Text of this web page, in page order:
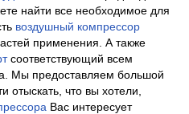
найти все необходимое для
воздушный компрессор
применения. А также
соответствующий всем
Мы предоставляем большой
отыскать, что вы хотели,
Вас интересует